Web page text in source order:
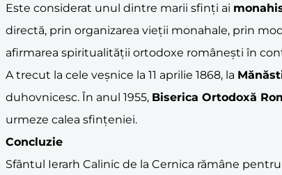
Este considerat unul dintre marii sfinți ai
directă, prin organizarea vieții monahale, prin
afirmarea spiritualității ortodoxe românești în
A trecut la cele veșnice la 11 aprilie 1868, la
duhovnicesc. În anul 1955, Biserica Ortodoxă
urmeze calea sfințeniei.
Concluzie
Sfântul Ierarh Calinic de la Cernica rămâne